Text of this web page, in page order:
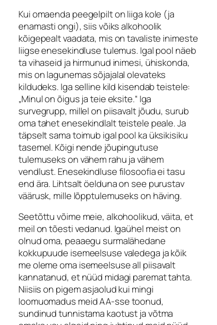
Kui omaenda peegelpilt on liiga kole (ja
enamasti ongi), siis võiks alkohoolik
kõigepealt vaadata, mis on tavaliste inimeste
liigse enesekindluse tulemus. Igal pool näeb
ta vihaseid ja hirmunud inimesi, ühiskonda,
mis on lagunemas sõjajalal olevateks
kildudeks. Iga selline kild kisendab teistele:
„Minul on õigus ja teie eksite.“ Iga
survegrupp, millel on piisavalt jõudu, surub
oma tahet enesekindlalt teistele peale. Ja
täpselt sama toimub igal pool ka üksikisiku
tasemel. Kõigi nende jõupingutuse
tulemuseks on vähem rahu ja vähem
vendlust. Enesekindluse filosoofia ei tasu
end ära. Lihtsalt öelduna on see purustav
väärusk, mille lõpptulemuseks on häving.
Seetõttu võime meie, alkohoolikud, väita, et
meil on tõesti vedanud. Igaühel meist on
olnud oma, peaaegu surmalähedane
kokkupuude isemeelsuse valedega ja kõik
me oleme oma isemeelsuse all piisavalt
kannatanud, et nüüd midagi paremat tahta.
Niisiis on pigem asjaolud kui mingi
loomuomadus meid AA-sse toonud,
sundinud tunnistama kaotust ja võtma